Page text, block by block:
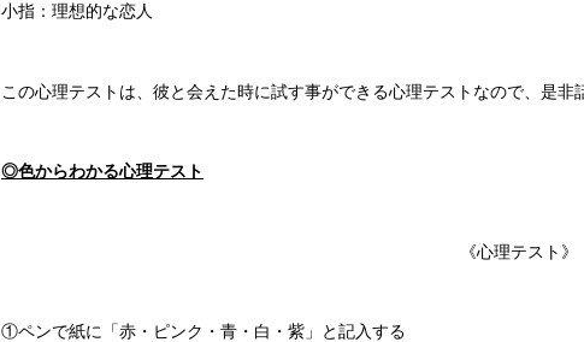
小指：理想的な恋人
この心理テストは、彼と会えた時に試す事ができる心理テストなので、是
◎色からわかる心理テスト
《心理テスト》
①ペンで紙に「赤・ピンク・青・白・紫」と記入する